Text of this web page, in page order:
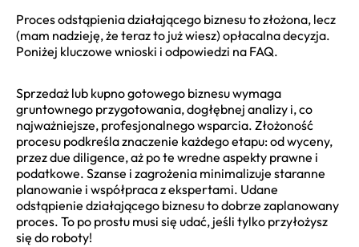
Proces odstąpienia działającego biznesu to złożona, lecz
(mam nadzieję, że teraz to już wiesz) opłacalna decyzja.
Poniżej kluczowe wnioski i odpowiedzi na FAQ.
Sprzedaż lub kupno gotowego biznesu wymaga
gruntownego przygotowania, dogłębnej analizy i, co
najważniejsze, profesjonalnego wsparcia. Złożoność
procesu podkreśla znaczenie każdego etapu: od wyceny,
przez due diligence, aż po te wredne aspekty prawne i
podatkowe. Szanse i zagrożenia minimalizuje staranne
planowanie i współpraca z ekspertami. Udane
odstąpienie działającego biznesu to dobrze zaplanowany
proces. To po prostu musi się udać, jeśli tylko przyłożysz
się do roboty!